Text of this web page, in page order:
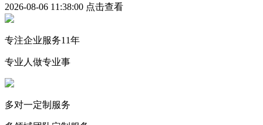
2026-08-06 11:38:00 点击查看
专注企业服务11年
专业人做专业事
多对一定制服务